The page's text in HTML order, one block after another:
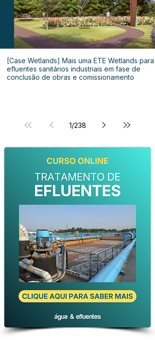
[Case Wetlands] Mais uma ETE Wetlands para
efluentes sanitários industriais em fase de
conclusão de obras e comissionamento
1/238